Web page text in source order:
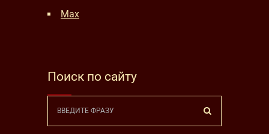
Max
Поиск по сайту